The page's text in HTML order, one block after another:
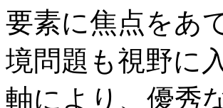
要素に焦点をあ
境問題も視野に
軸により、優秀